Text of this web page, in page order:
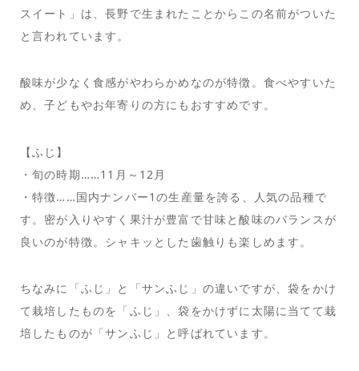
スイート」は、長野で生まれたことからこの名前がついた
と言われています。
酸味が少なく食感がやわらかめなのが特徴。食べやすいた
め、子どもやお年寄りの方にもおすすめです。
【ふじ】
・旬の時期……11月～12月
・特徴……国内ナンバー1の生産量を誇る、人気の品種で
す。密が入りやすく果汁が豊富で甘味と酸味のバランスが
良いのが特徴。シャキッとした歯触りも楽しめます。
ちなみに「ふじ」と「サンふじ」の違いですが、袋をかけ
て栽培したものを「ふじ」、袋をかけずに太陽に当てて栽
培したものが「サンふじ」と呼ばれています。